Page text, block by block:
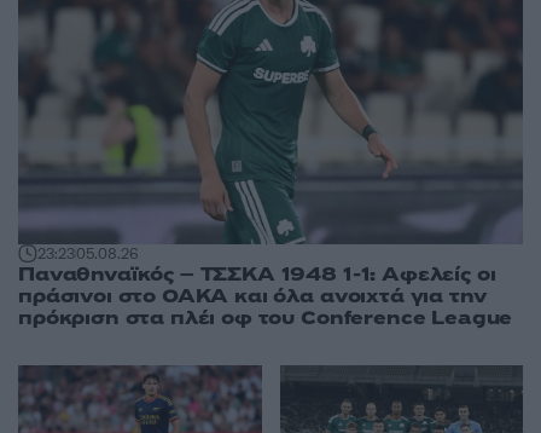
23:2305.08.26
Παναθηναϊκός – ΤΣΣΚΑ 1948 1-1: Αφελείς οι
πράσινοι στο ΟΑΚΑ και όλα ανοιχτά για την
πρόκριση στα πλέι οφ του Conference League